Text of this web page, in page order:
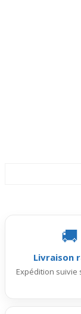
🚚
Livraison
Expédition suivie